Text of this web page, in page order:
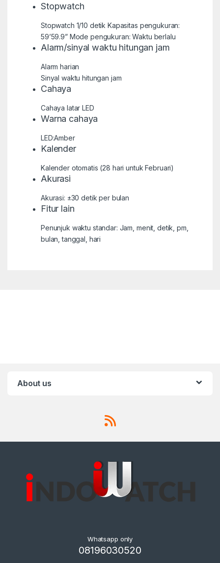
Stopwatch
Stopwatch 1/10 detik Kapasitas pengukuran:
59’59.9” Mode pengukuran: Waktu berlalu
Alarm/sinyal waktu hitungan jam
Alarm harian
Sinyal waktu hitungan jam
Cahaya
Cahaya latar LED
Warna cahaya
LED:Amber
Kalender
Kalender otomatis (28 hari untuk Februari)
Akurasi
Akurasi: ±30 detik per bulan
Fitur lain
Penunjuk waktu standar: Jam, menit, detik, pm,
bulan, tanggal, hari
About us
Whatsapp only
08196030520